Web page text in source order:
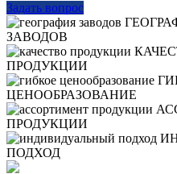
Задать вопрос
ЗАВОДОВ
ПРОДУКЦИИ
ЦЕНООБРАЗОВАНИЕ
ПРОДУКЦИИ
ПОДХОД